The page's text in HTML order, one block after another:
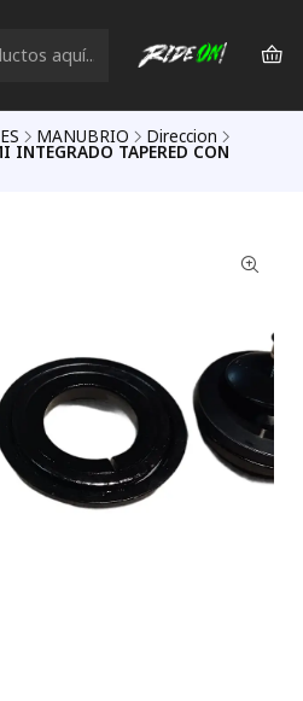
MANUBRIO Direccion
INTEGRADO TAPERED CON